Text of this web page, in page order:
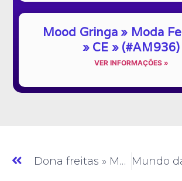
Mood Gringa » Moda
» CE » (#AM936)
VER INFORMAÇÕES »
Dona freitas » Moda Feminina » CE » (#AM359)